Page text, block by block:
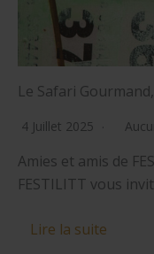
Le Safari
4 Juillet 2025
Amies et amis de
FESTILITT vous
Lire la suite